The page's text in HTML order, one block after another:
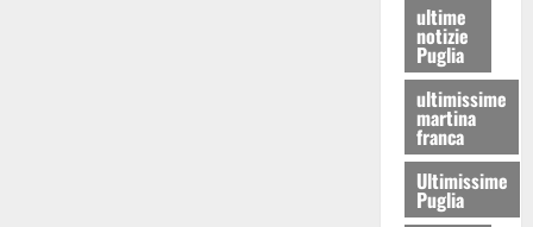
ultime
notizie
Puglia
ultimissime
martina
franca
Ultimissime
Puglia